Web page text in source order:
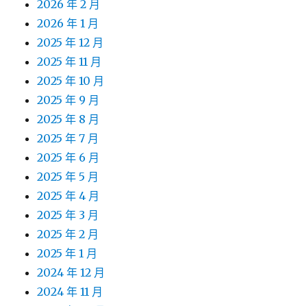
2026 年 2 月
2026 年 1 月
2025 年 12 月
2025 年 11 月
2025 年 10 月
2025 年 9 月
2025 年 8 月
2025 年 7 月
2025 年 6 月
2025 年 5 月
2025 年 4 月
2025 年 3 月
2025 年 2 月
2025 年 1 月
2024 年 12 月
2024 年 11 月